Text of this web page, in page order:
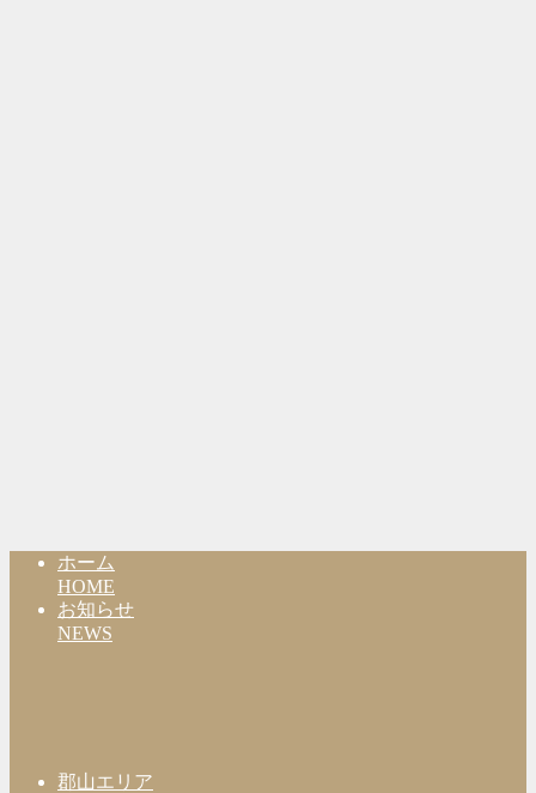
ホーム
HOME
お知らせ
NEWS
郡山エリア